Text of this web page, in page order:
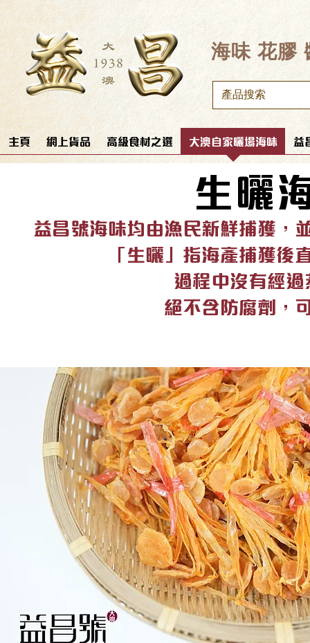
海味 花膠
主頁 網上貨品 高級食材之選 大澳自家曬場海味 益
生曬
益昌號海味均由漁民新鮮捕獲，
「生曬」指海產捕獲後
過程中沒有經
絕不含防腐劑，